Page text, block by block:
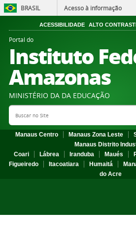
BRASIL Acesso à informação
ACESSIBILIDADE ALTO
Portal do
Instituto
Amazonas
MINISTÉRIO DA DA EDUCAÇÃO
Search Site
Manaus Centro Manaus Zona Leste
Manaus Distrito
Coari
Lábrea Iranduba Maués
Figueiredo
Itacoatiara Humaitá
do Acre